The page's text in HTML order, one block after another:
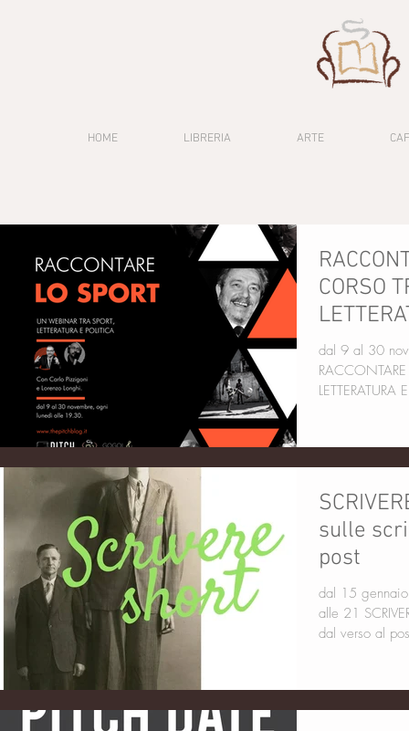
HOME LIBRERIA ARTE
CORSO
dal 9 al 30
RACCONTARE LO SPORT
sulle
post
dal 15
alle 21 SCRIVERE SHORT! un corso sulle scritture brevi: